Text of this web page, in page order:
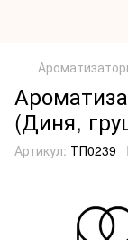
(Диня,
Артикул: ТП0239